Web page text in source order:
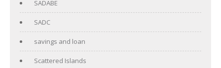
SADABE
SADC
savings and loan
Scattered Islands